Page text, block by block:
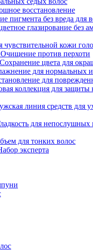
восстановление
пигмента без вреда для
глазирование без
чувствительной кожи
Очищение против перхоти
цвета для
для нормальных
для
коллекция для защиты
линия средств для
для
для тонких волос
эксперта